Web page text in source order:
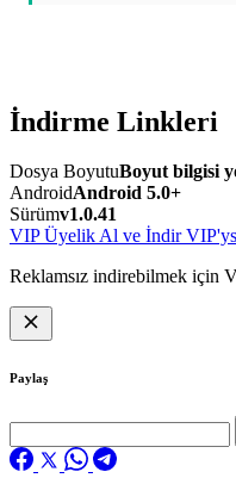
İndirme Linkleri
Dosya BoyutuBoyut bilgisi
AndroidAndroid 5.0+
Sürümv1.0.41
VIP Üyelik Al ve İndir
Reklamsız indirebilmek için
Paylaş